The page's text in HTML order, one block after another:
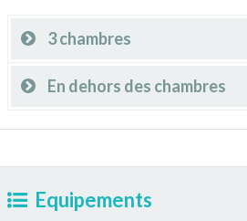
3 chambres
En dehors des chambres
Equipements